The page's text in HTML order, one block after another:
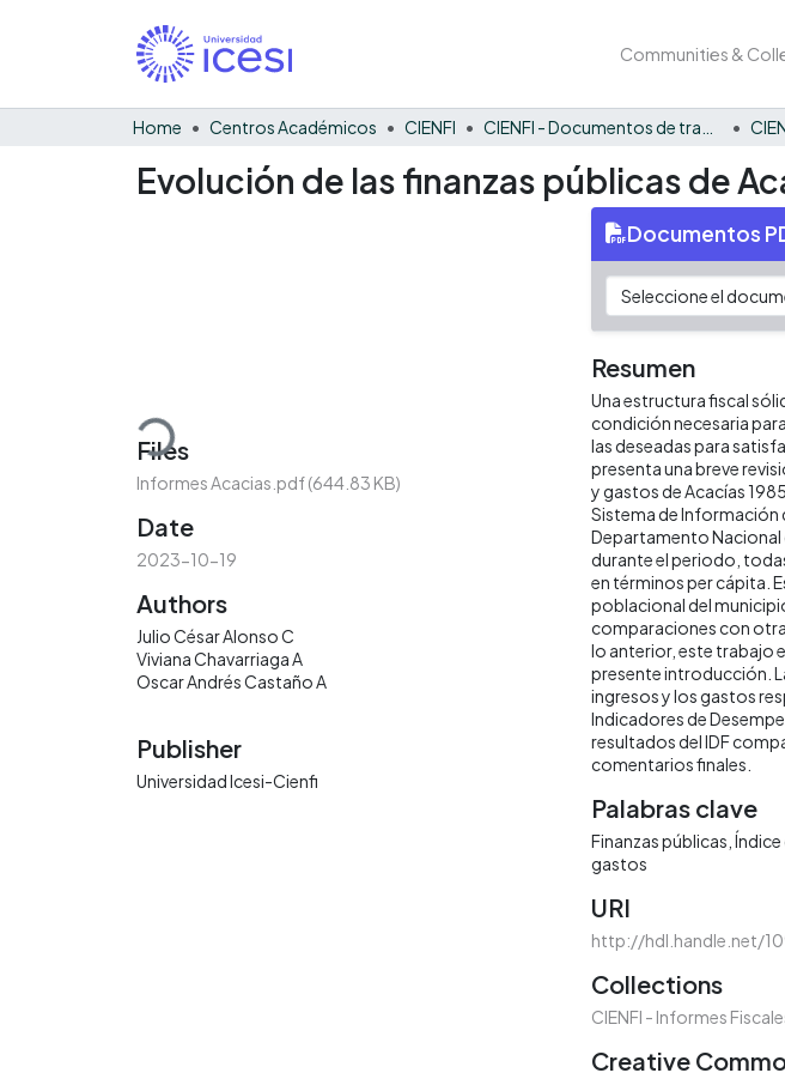
Communities &
Home Centros Académicos CIENFI
Evolución de las finanzas públicas de
Loading...
Files
Informes Acacias.pdf(644.83 KB)
Date
2023-10-19
Authors
Julio César Alonso C
Viviana Chavarriaga A
Oscar Andrés Castaño A
Publisher
Universidad Icesi-Cienfi
Documentos
Resumen
Una estructura fiscal
condición necesaria
las deseadas para
presenta una breve
y gastos de Acacías
Sistema de Información
Departamento Nacional
durante el periodo,
en términos per cápita.
poblacional del
comparaciones con
lo anterior, este trabajo
presente introducción.
ingresos y los gastos
Indicadores de
resultados del IDF
comentarios finales.
Palabras clave
Finanzas públicas Índice
gastos
URI
http://hdl.handle.net/
Collections
CIENFI - Informes
Creative